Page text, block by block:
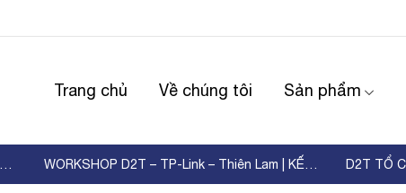
Trang chủ Về chúng tôi Sản phẩm
MÀN HÌNH TƯƠNG TÁC HIKVISION – GIẢI PHÁP HIỂN ... WORKSHOP D2T – TP-Link – Thiên Lam | KẾT NỐI ...